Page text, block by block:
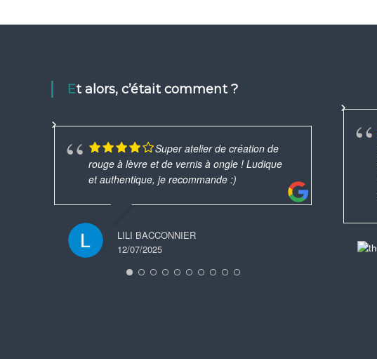
Et alors, c’était comment ?
Super atelier de création de
rouge à lèvre et de vernis à ongle ! Ludique
et authentique, je recommande :)
LILI BACCONNIER
12/07/2025